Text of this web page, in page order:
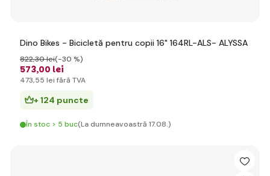
Dino Bikes - Bicicletă pentru copii 16" 164RL-ALS- ALYSSA
573,00 lei
822,30 lei(-30 %)
473,55 lei fără TVA
+ 124 puncte
În stoc > 5 buc(La dumneavoastră 17.08.)